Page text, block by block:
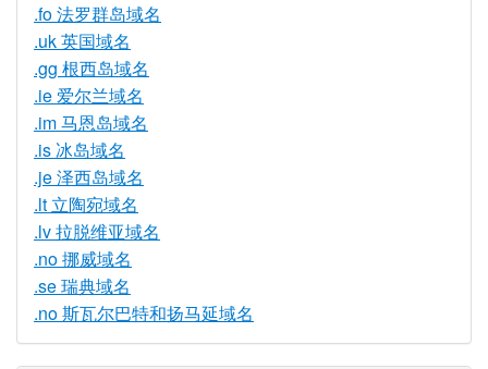
.fo 法罗群岛域名
.uk 英国域名
.gg 根西岛域名
.ie 爱尔兰域名
.im 马恩岛域名
.is 冰岛域名
.je 泽西岛域名
.lt 立陶宛域名
.lv 拉脱维亚域名
.no 挪威域名
.se 瑞典域名
.no 斯瓦尔巴特和扬马延域名